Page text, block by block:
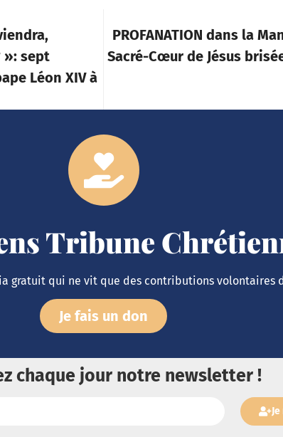
»: sept
Léon XIV à
PROFANATION dans la
Sacré-Cœur de Jésus
Tribune
gratuit qui ne vit que des contributions volontaires
Je fais un don
chaque jour notre newsletter !